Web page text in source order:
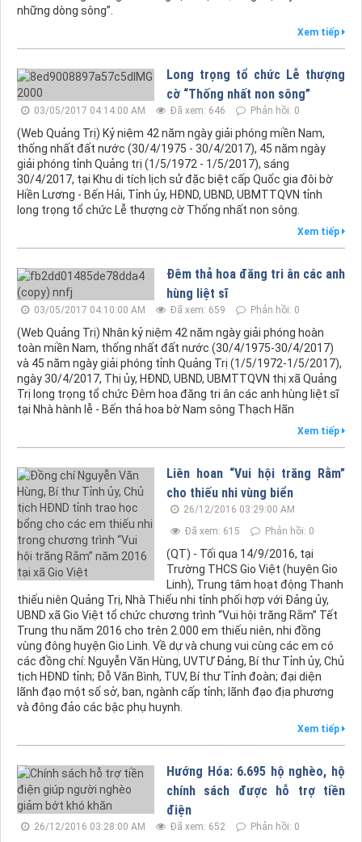
những dòng sông”.
Xem tiếp
Long trọng tổ chức Lễ thượng
cờ “Thống nhất non sông”
03/05/2017 04:14:00 AM Đã xem: 646 Phản hồi: 0
(Web Quảng Trị) Kỷ niệm 42 năm ngày giải phóng miền Nam,
thống nhất đất nước (30/4/1975 - 30/4/2017), 45 năm ngày
giải phóng tỉnh Quảng trị (1/5/1972 - 1/5/2017), sáng
30/4/2017, tại Khu di tích lịch sử đặc biệt cấp Quốc gia đôi bờ
Hiền Lương - Bến Hải, Tỉnh ủy, HĐND, UBND, UBMTTQVN tỉnh
long trọng tổ chức Lễ thượng cờ Thống nhất non sông.
Xem tiếp
Đêm thả hoa đăng tri ân các anh
hùng liệt sĩ
03/05/2017 04:10:00 AM Đã xem: 659 Phản hồi: 0
(Web Quảng Trị) Nhân kỷ niệm 42 năm ngày giải phóng hoàn
toàn miền Nam, thống nhất đất nước (30/4/1975-30/4/2017)
và 45 năm ngày giải phóng tỉnh Quảng Trị (1/5/1972-1/5/2017),
ngày 30/4/2017, Thị ủy, HĐND, UBND, UBMTTQVN thị xã Quảng
Trị long trọng tổ chức Đêm hoa đăng tri ân các anh hùng liệt sĩ
tại Nhà hành lễ - Bến thả hoa bờ Nam sông Thạch Hãn
Xem tiếp
Liên hoan “Vui hội trăng Rằm”
cho thiếu nhi vùng biển
26/12/2016 03:29:00 AM
Đã xem: 615
Phản hồi: 0
(QT) - Tối qua 14/9/2016, tại
Trường THCS Gio Việt (huyện Gio
Linh), Trung tâm hoạt động Thanh
thiếu niên Quảng Trị, Nhà Thiếu nhi tỉnh phối hợp với Đảng ủy,
UBND xã Gio Việt tổ chức chương trình “Vui hội trăng Rằm” Tết
Trung thu năm 2016 cho trên 2.000 em thiếu niên, nhi đồng
vùng đông huyện Gio Linh. Về dự và chung vui cùng các em có
các đồng chí: Nguyễn Văn Hùng, UVTƯ Đảng, Bí thư Tỉnh ủy, Chủ
tịch HĐND tỉnh; Đỗ Văn Bình, TUV, Bí thư Tỉnh đoàn; đại diện
lãnh đạo một số sở, ban, ngành cấp tỉnh; lãnh đạo địa phương
và đông đảo các bậc phụ huynh.
Xem tiếp
Hướng Hóa: 6.695 hộ nghèo, hộ
chính sách được hỗ trợ tiền
điện
26/12/2016 03:28:00 AM Đã xem: 652 Phản hồi: 0